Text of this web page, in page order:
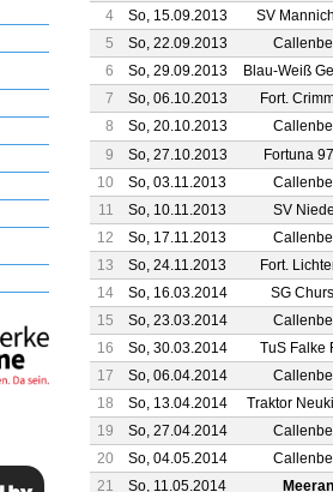
4
So, 15.09.2013 SV
5
So, 22.09.2013
6
So, 29.09.2013 Blau-Weiß
7
So, 06.10.2013 Fort.
8
So, 20.10.2013
9
So, 27.10.2013 Fortuna
10
So, 03.11.2013
11
So, 10.11.2013 SV
12
So, 17.11.2013
13
So, 24.11.2013 Fort.
14
So, 16.03.2014 SG
15
So, 23.03.2014
16
So, 30.03.2014 TuS Falke
17
So, 06.04.2014
18
So, 13.04.2014 Traktor
19
So, 27.04.2014
20
So, 04.05.2014
21
So, 11.05.2014